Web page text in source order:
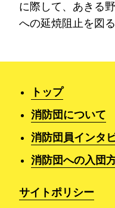
に際して、あきる
への延焼阻止を図
トップ
消防団について
消防団員インタ
消防団への入団
サイトポリシー